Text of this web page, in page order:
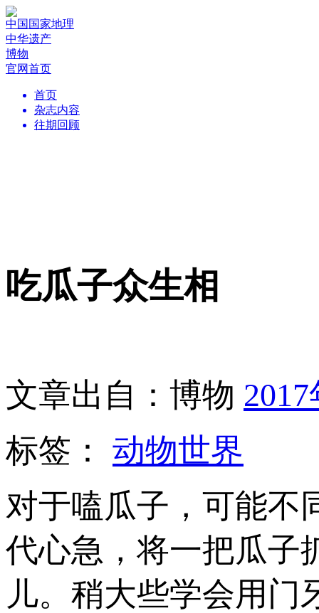
中国国家地理
中华遗产
博物
官网首页
首页
杂志内容
往期回顾
吃瓜子众生相
文章出自：博物
标签： 动物世界
对于嗑瓜子，可能不
代心急，将一把瓜子
儿。稍大些学会用门